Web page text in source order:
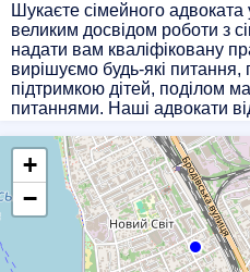
Шукаєте сімейного
великим досвідом роботи з
надати вам кваліфіковану
вирішуємо будь-які питання,
підтримкою дітей, поділом
питаннями. Наші адвокати
індивідуальним підходом до
Звертайтеся до нас, і ми
проблеми швидко, якісно та
+
−